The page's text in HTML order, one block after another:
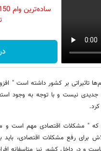
تاثیراتی بر کشور داشته است "
جدیدی نیست و با توجه به وجود
که " مشکلات اقتصادی مهم است و
برای رفع مشکلات اقتصادی،